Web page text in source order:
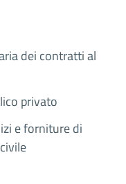
dei contratti al
privato
e forniture di